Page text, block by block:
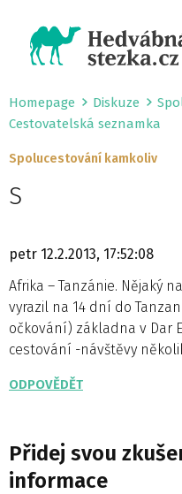
Homepage Diskuze
Cestovatelská seznamka
Spolucestování kamkoliv
S
petr 12.2.2013, 17:52:08
Afrika – Tanzánie. Nějaký
vyrazil na 14 dní do
očkování) základna v Dar
cestování -návštěvy
ODPOVĚDĚT
Přidej svou
informace